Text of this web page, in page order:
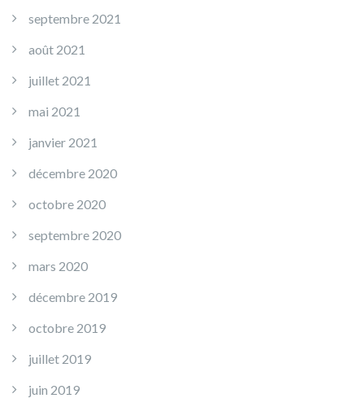
septembre 2021
août 2021
juillet 2021
mai 2021
janvier 2021
décembre 2020
octobre 2020
septembre 2020
mars 2020
décembre 2019
octobre 2019
juillet 2019
juin 2019